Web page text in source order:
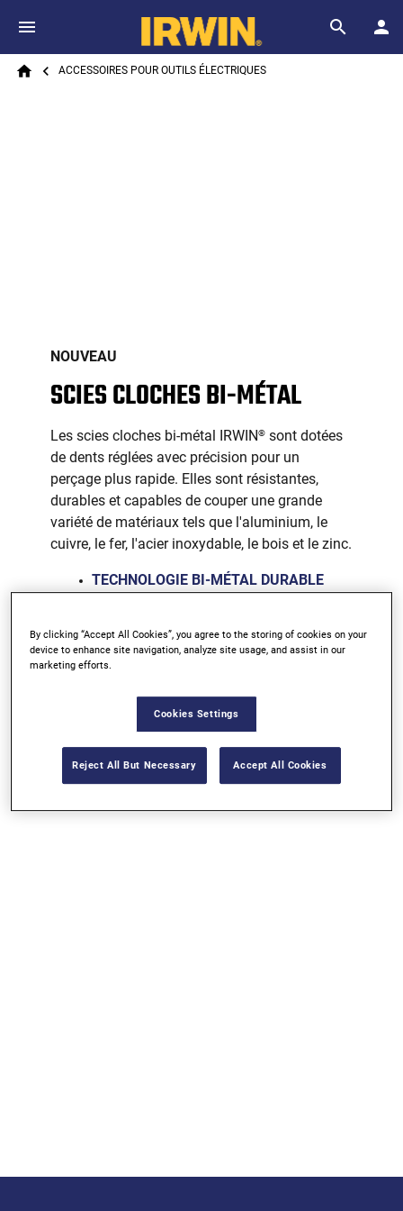
Skip to main content
Search
Breadcrumb
ACCESSOIRES POUR OUTILS ÉLECTRIQUES
NOUVEAU
SCIES CLOCHES BI-MÉTAL
Les scies cloches bi-métal IRWIN® sont dotées
de dents réglées avec précision pour un
perçage plus rapide. Elles sont résistantes,
durables et capables de couper une grande
variété de matériaux tels que l'aluminium, le
cuivre, le fer, l'acier inoxydable, le bois et le zinc.
TECHNOLOGIE BI-MÉTAL DURABLE
DURABILITÉ WELDTEC™
DISPONIBLE DANS LES
PRINCIPALES QUINCAILLERIES EN
By clicking “Accept All Cookies”, you agree to the storing of cookies on your
device to enhance site navigation, analyze site usage, and assist in our
marketing efforts.
Cookies Settings
Reject All But Necessary Accept All Cookies